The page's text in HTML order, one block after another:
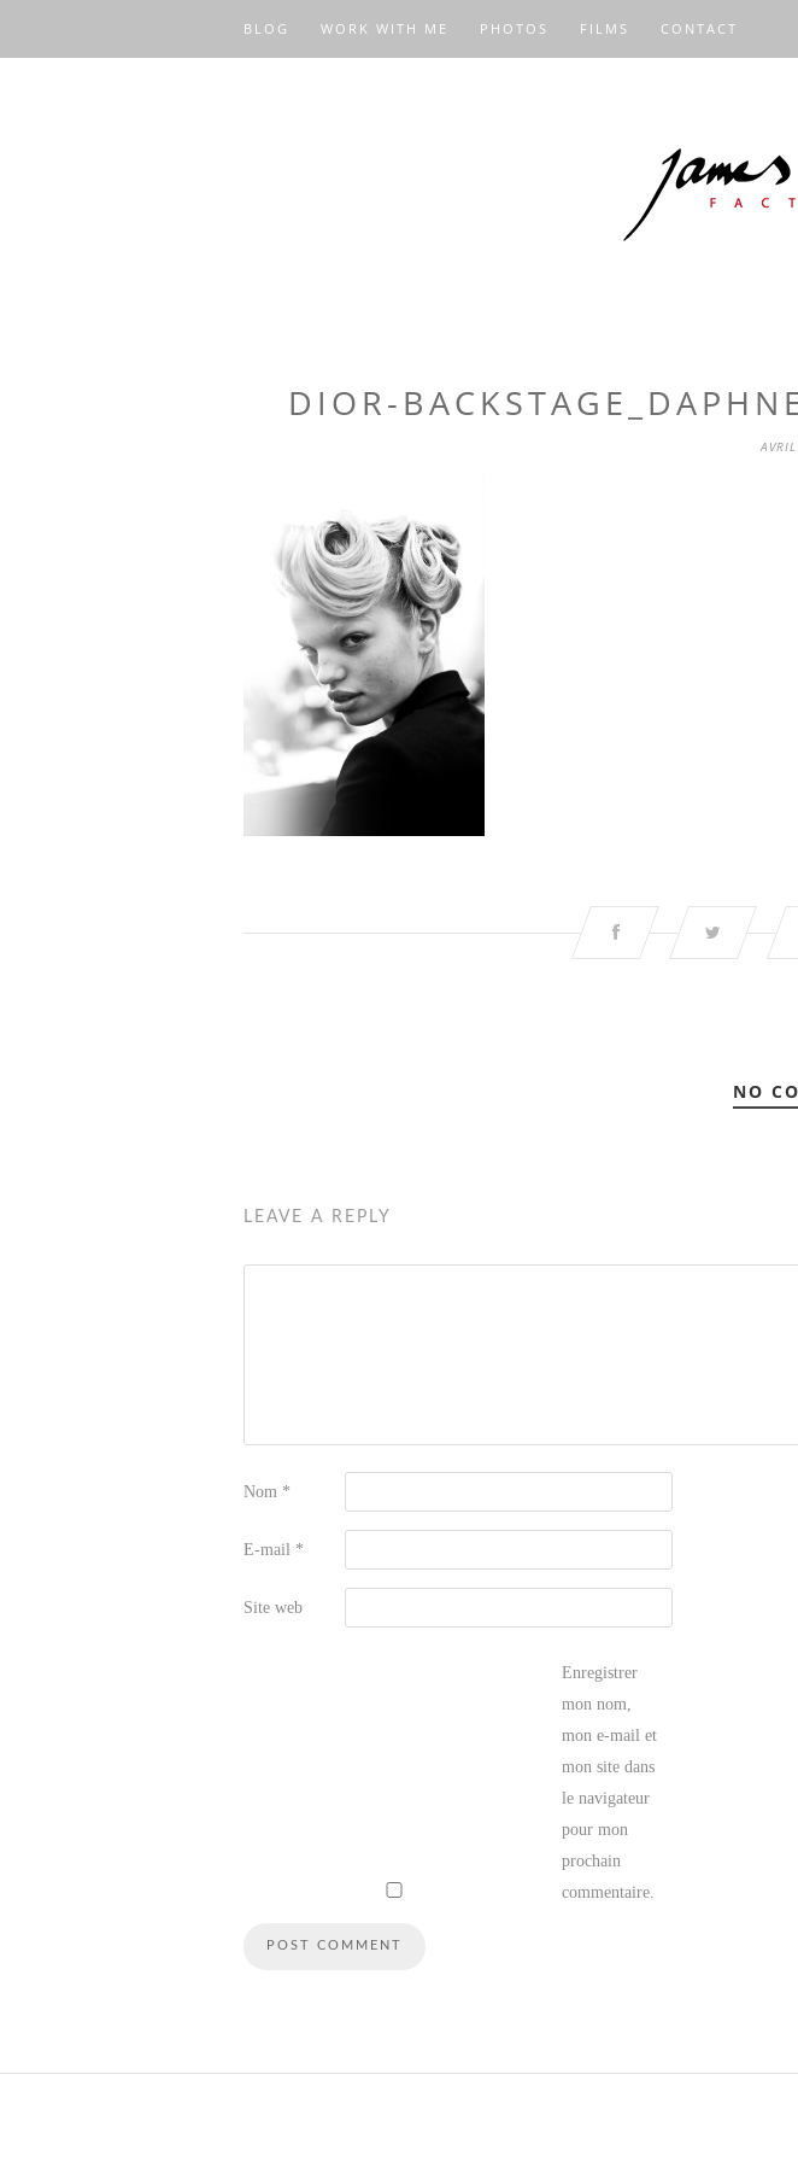
BLOG WORK WITH ME PHOTOS FILMS CONTACT
DIOR-
NO
LEAVE A REPLY
Nom *
E-mail *
Site web
Enregistrer
mon nom,
mon e-mail et
mon site dans
le navigateur
pour mon
prochain
commentaire.